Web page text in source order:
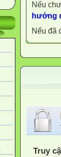
Nếu
hướng
Nếu đã
Truy